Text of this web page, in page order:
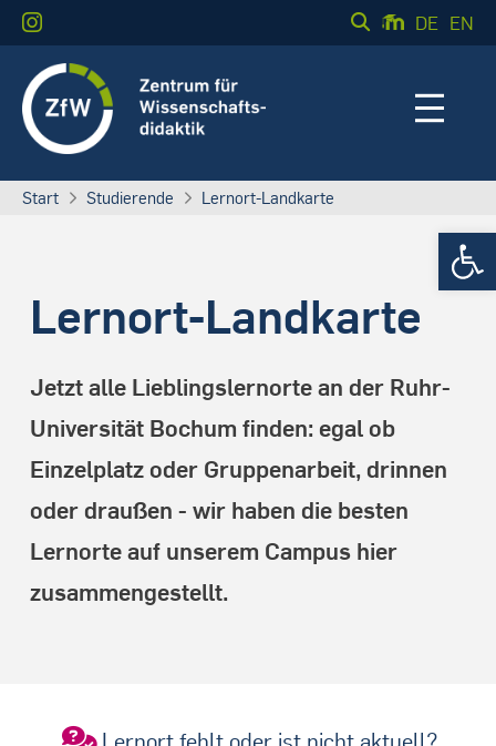
DE EN
Start Studierende Lernort-Landkarte
Lernort-Landkarte
Jetzt alle Lieblingslernorte an der Ruhr-
Universität Bochum finden: egal ob
Einzelplatz oder Gruppenarbeit, drinnen
oder draußen - wir haben die besten
Lernorte auf unserem Campus hier
zusammengestellt.